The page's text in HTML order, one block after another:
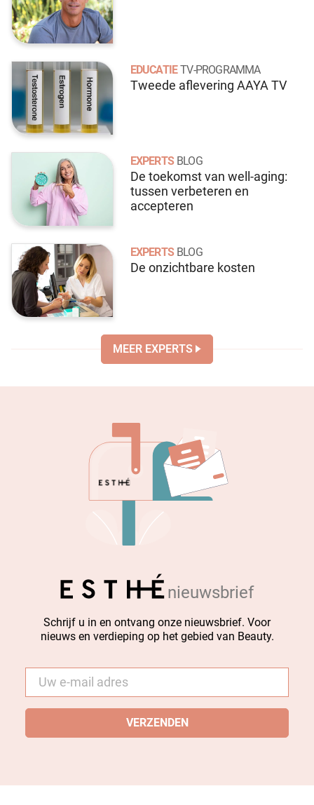
EDUCATIE TV-PROGRAMMA
Tweede aflevering AAYA TV
EXPERTS BLOG
De toekomst van well-aging:
tussen verbeteren en
accepteren
EXPERTS BLOG
De onzichtbare kosten
MEER EXPERTS
nieuwsbrief
Schrijf u in en ontvang onze nieuwsbrief. Voor
nieuws en verdieping op het gebied van Beauty.
mail *